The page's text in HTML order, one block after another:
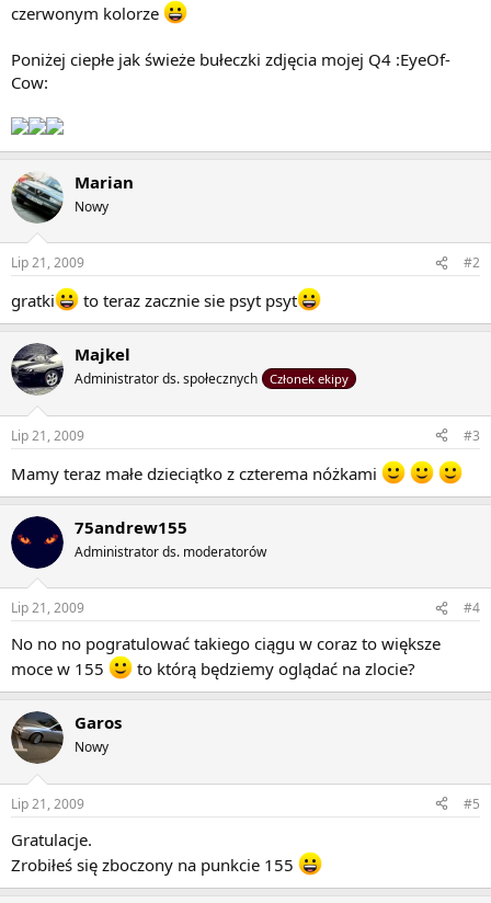
czerwonym kolorze
Poniżej ciepłe jak świeże bułeczki zdjęcia mojej Q4 :EyeOf-
Cow:
Marian
Nowy
Lip 21, 2009 #2
gratki to teraz zacznie sie psyt psyt
Majkel
Administrator ds. społecznych Członek ekipy
Lip 21, 2009 #3
Mamy teraz małe dzieciątko z czterema nóżkami
75andrew155
Administrator ds. moderatorów
Lip 21, 2009 #4
No no no pogratulować takiego ciągu w coraz to większe
moce w 155
to którą będziemy oglądać na zlocie?
Garos
Nowy
Lip 21, 2009 #5
Gratulacje.
Zrobiłeś się zboczony na punkcie 155